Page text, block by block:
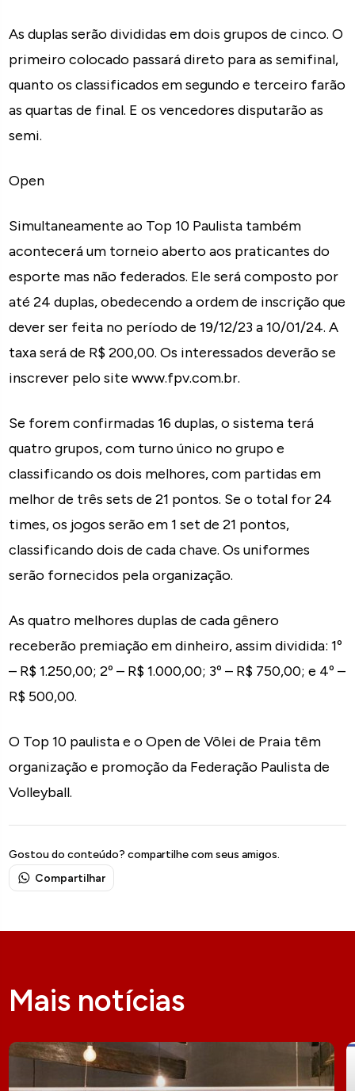
As duplas serão divididas em dois grupos de cinco. O
primeiro colocado passará direto para as semifinal,
quanto os classificados em segundo e terceiro farão
as quartas de final. E os vencedores disputarão as
semi.
Open
Simultaneamente ao Top 10 Paulista também
acontecerá um torneio aberto aos praticantes do
esporte mas não federados. Ele será composto por
até 24 duplas, obedecendo a ordem de inscrição que
dever ser feita no período de 19/12/23 a 10/01/24. A
taxa será de R$ 200,00. Os interessados deverão se
inscrever pelo site www.fpv.com.br.
Se forem confirmadas 16 duplas, o sistema terá
quatro grupos, com turno único no grupo e
classificando os dois melhores, com partidas em
melhor de três sets de 21 pontos. Se o total for 24
times, os jogos serão em 1 set de 21 pontos,
classificando dois de cada chave. Os uniformes
serão fornecidos pela organização.
As quatro melhores duplas de cada gênero
receberão premiação em dinheiro, assim dividida: 1º
– R$ 1.250,00; 2º – R$ 1.000,00; 3º – R$ 750,00; e 4º –
R$ 500,00.
O Top 10 paulista e o Open de Vôlei de Praia têm
organização e promoção da Federação Paulista de
Volleyball.
Gostou do conteúdo? compartilhe com seus amigos.
Compartilhar
Mais notícias